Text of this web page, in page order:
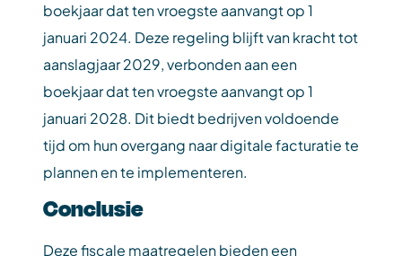
boekjaar dat ten vroegste aanvangt op 1
januari 2024. Deze regeling blijft van kracht tot
aanslagjaar 2029, verbonden aan een
boekjaar dat ten vroegste aanvangt op 1
januari 2028. Dit biedt bedrijven voldoende
tijd om hun overgang naar digitale facturatie te
plannen en te implementeren.
Conclusie
Deze fiscale maatregelen bieden een